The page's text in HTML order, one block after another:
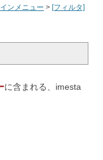
ンメニュー > [フィルタ]
に含まれる、imesta